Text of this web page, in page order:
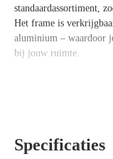
standaardassortiment,
Het frame is
aluminium – waardoor
bij jouw ruimte.
Voordelen van
metalen onderstel.
Specificaties